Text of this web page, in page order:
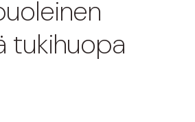
tukihuopa